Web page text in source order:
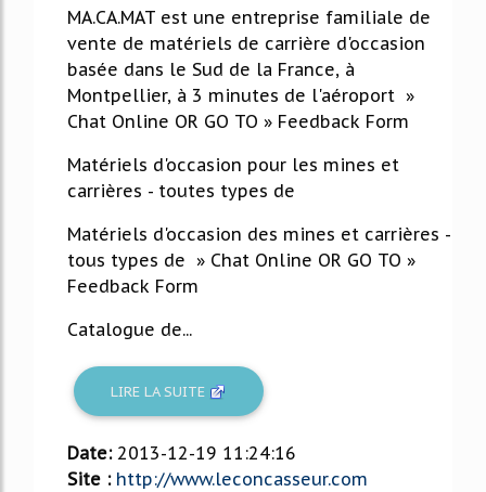
MA.CA.MAT est une entreprise familiale de
vente de matériels de carrière d'occasion
basée dans le Sud de la France, à
Montpellier, à 3 minutes de l'aéroport »
Chat Online OR GO TO » Feedback Form
Matériels d'occasion pour les mines et
carrières - toutes types de
Matériels d'occasion des mines et carrières -
tous types de » Chat Online OR GO TO »
Feedback Form
Catalogue de...
LIRE LA SUITE
Date: 2013-12-19 11:24:16
Site : http://www.leconcasseur.com